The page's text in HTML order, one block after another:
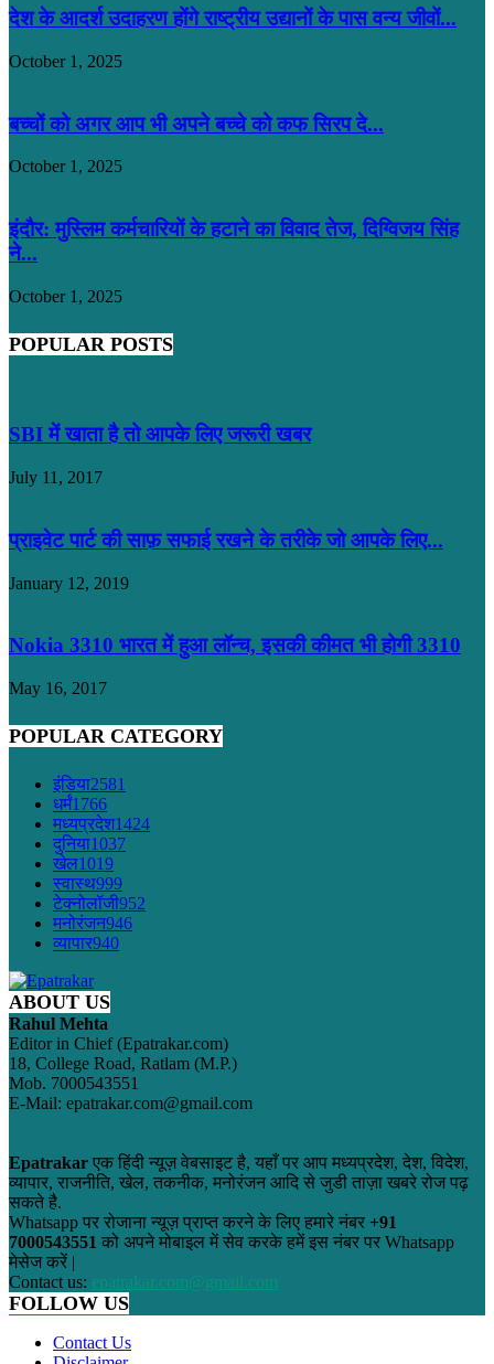
देश के आदर्श उदाहरण होंगे राष्ट्रीय उद्यानों के पास वन्य जीवों...
October 1, 2025
बच्चों को अगर आप भी अपने बच्चे को कफ सिरप दे...
October 1, 2025
इंदौर: मुस्लिम कर्मचारियों के हटाने का विवाद तेज, दिग्विजय सिंह
ने...
October 1, 2025
POPULAR POSTS
SBI में खाता है तो आपके लिए जरूरी खबर
July 11, 2017
प्राइवेट पार्ट की साफ़ सफाई रखने के तरीके जो आपके लिए...
January 12, 2019
Nokia 3310 भारत में हुआ लॉन्च, इसकी कीमत भी होगी 3310
May 16, 2017
POPULAR CATEGORY
इंडिया2581
धर्मं1766
मध्यप्रदेश1424
दुनिया1037
खेल1019
स्वास्थ999
टेक्नोलॉजी952
मनोरंजन946
व्यापार940
ABOUT US
Rahul Mehta
Editor in Chief (Epatrakar.com)
18, College Road, Ratlam (M.P.)
Mob. 7000543551
E-Mail: epatrakar.com@gmail.com
Epatrakar एक हिंदी न्यूज़ वेबसाइट है, यहाँ पर आप मध्यप्रदेश, देश, विदेश,
व्यापार, राजनीति, खेल, तकनीक, मनोरंजन आदि से जुडी ताज़ा खबरे रोज पढ़
सकते है.
Whatsapp पर रोजाना न्यूज़ प्राप्त करने के लिए हमारे नंबर +91
7000543551 को अपने मोबाइल में सेव करके हमें इस नंबर पर Whatsapp
मेसेज करें |
Contact us: epatrakar.com@gmail.com
FOLLOW US
Contact Us